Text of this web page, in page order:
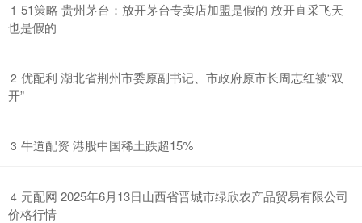
1 ​51策略 贵州茅台：放开茅台专卖店加盟是假的 放开直采飞天
也是假的
2 ​优配利 湖北省荆州市委原副书记、市政府原市长周志红被“双
开”
3 ​牛道配资 港股中国稀土跌超15%
4 ​元配网 2025年6月13日山西省晋城市绿欣农产品贸易有限公司
价格行情